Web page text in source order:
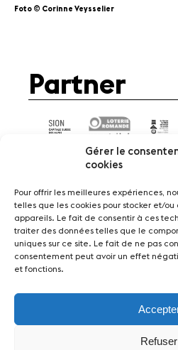
Gérer le
cookies
Pour offrir les meilleures expériences,
telles que les cookies pour stocker et/
appareils. Le fait de consentir à ces
traiter des données telles que le
uniques sur ce site. Le fait de ne pas
consentement peut avoir un effet
et fonctions.
Refuser
Foto © Corinne Veysselier
Partner
NewsKonzerte
Medien
Fondation Sion Violon
design et developpement :agence